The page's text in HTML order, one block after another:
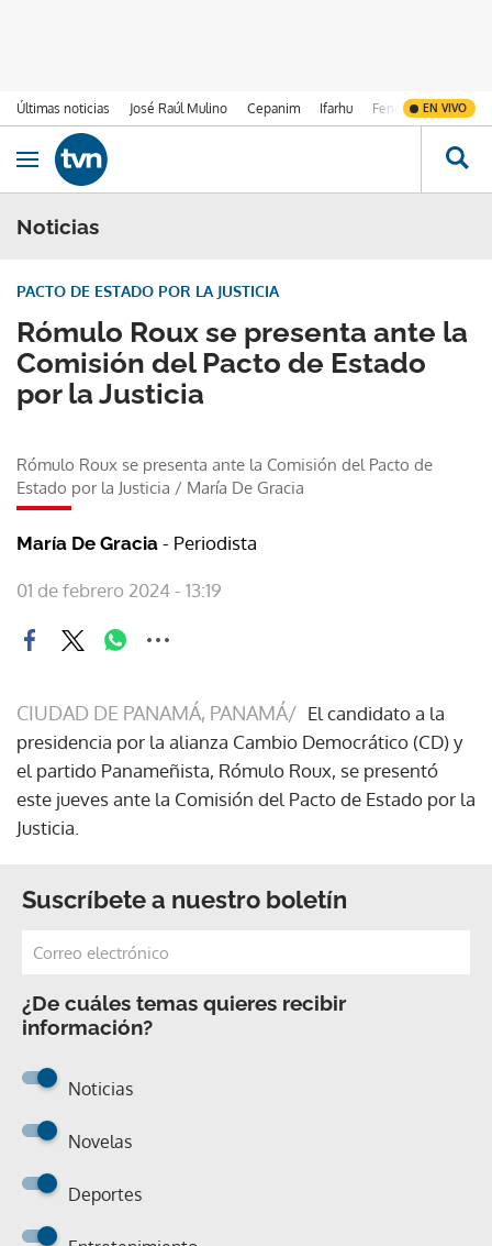
Últimas noticias José Raúl Mulino Cepanim Ifarhu Fenómeno de El
EN VIVO
Ir al contenido
Obrir navegació
Noticias
Rómulo Roux se presenta ante la
Comisión del Pacto de Estado
por la Justicia
PACTO DE ESTADO POR LA JUSTICIA
Rómulo Roux se presenta ante la Comisión del Pacto de
Estado por la Justicia / María De Gracia
María De Gracia - Periodista
01 de febrero 2024 - 13:19
CIUDAD DE PANAMÁ, PANAMÁ/ El candidato a la
presidencia por la alianza Cambio Democrático (CD) y
el partido Panameñista, Rómulo Roux, se presentó
este jueves ante la Comisión del Pacto de Estado por la
Justicia.
Suscríbete a nuestro boletín
¿De cuáles temas quieres recibir
información?
Noticias
Novelas
Deportes